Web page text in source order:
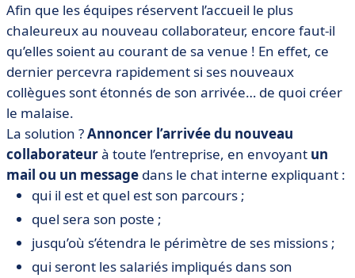
Afin que les équipes réservent l’accueil le plus
chaleureux au nouveau collaborateur, encore faut-il
qu’elles soient au courant de sa venue ! En effet, ce
dernier percevra rapidement si ses nouveaux
collègues sont étonnés de son arrivée… de quoi créer
le malaise.
La solution ?Annoncer l’arrivée du nouveau
collaborateurà toute l’entreprise, en envoyant un
mail ou un message dans le chat interne expliquant :
qui il est et quel est son parcours ;
quel sera son poste ;
jusqu’où s’étendra le périmètre de ses missions ;
qui seront les salariés impliqués dans son